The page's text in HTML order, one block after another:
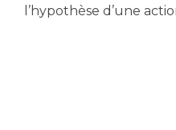
l’hypothèse d’une